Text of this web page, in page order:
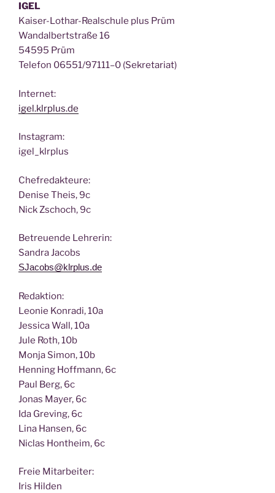
IGEL
Kai­ser-Lothar-Real­schu­le plus Prüm
Wan­dal­bert­stra­ße 16
54595 Prüm
Tele­fon 06551/97111–0 (Sekre­ta­ri­at)
Inter­net:
igel.klrplus.de
Insta­gram:
igel_klrplus
Chef­re­dak­teu­re:
Deni­se Theis, 9c
Nick Zscho­ch, 9c
Betreu­en­de Lehrerin:
San­dra Jacobs
SJacobs@klrplus.de
Redak­ti­on:
Leo­nie Kon­ra­di, 10a
Jes­si­ca Wall, 10a
Jule Roth, 10b
Mon­ja Simon, 10b
Hen­ning Hoff­mann, 6c
Paul Berg, 6c
Jonas May­er, 6c
Ida Gre­ving, 6c
Lina Han­sen, 6c
Nic­las Hont­heim, 6c
Freie Mit­ar­bei­ter:
Iris Hilden